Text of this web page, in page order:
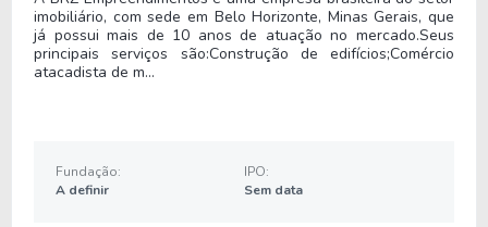
A empresa está listada na Bolsa de Valores no
setor de Utilidade Públicae no segmentoEnergia
faturamento de R$ -, que gerou um prejuízo no
valor de R$ -.
imobiliário, com sede em Belo Horizonte, Minas Gerais, que
já possui mais de 10 anos de atuação no mercado.Seus
principais serviços são:Construção de edifícios;Comércio
atacadista de m...
Fundação:
A definir
IPO:
Sem data